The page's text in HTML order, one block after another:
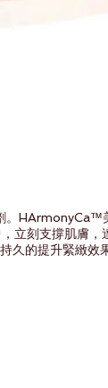
。HArmonyCa™
立刻支撐肌膚，
久的提升緊緻